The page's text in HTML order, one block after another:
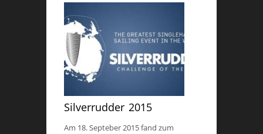
Silverrudder 2015
Am 18. Septeber 2015 fand zum